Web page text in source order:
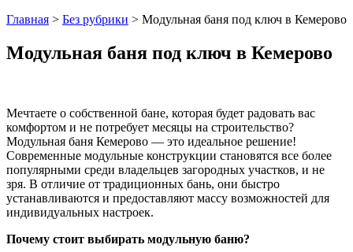
Главная > Без рубрики > Модульная баня под ключ в Кемерово
Модульная баня под ключ в Кемерово
Мечтаете о собственной бане, которая будет радовать вас
комфортом и не потребует месяцы на строительство?
Модульная баня Кемерово — это идеальное решение!
Современные модульные конструкции становятся все более
популярными среди владельцев загородных участков, и не
зря. В отличие от традиционных бань, они быстро
устанавливаются и предоставляют массу возможностей для
индивидуальных настроек.
Почему стоит выбирать модульную баню?